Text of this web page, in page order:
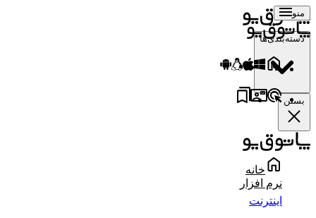
منو
دسته‌بندی‌ها
بستن
خانه
نرم افزار
اینترنت